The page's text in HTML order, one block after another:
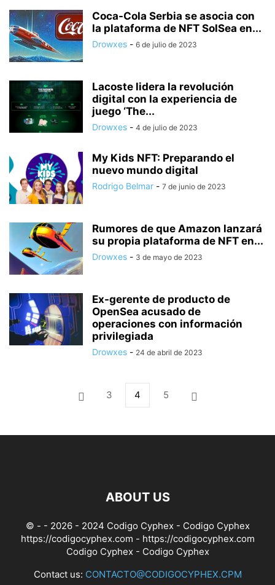
Coca-Cola Serbia se asocia con
la plataforma de NFT SolSea en...
Drowxes - 6 de julio de 2023
Lacoste lidera la revolución
digital con la experiencia de
juego ‘The...
Drowxes - 4 de julio de 2023
My Kids NFT: Preparando el
nuevo mundo digital
Rodrigo Belmar - 7 de junio de 2023
Rumores de que Amazon lanzará
su propia plataforma de NFT en...
Drowxes - 3 de mayo de 2023
Ex-gerente de producto de
OpenSea acusado de
operaciones con información
privilegiada
Drowxes - 24 de abril de 2023
3 4 5
ABOUT US
© - - 2026 - 2024 Codigo Cyphex - Codigo Cyphex
https://codigocyphex.com - https://codigocyphex.com
Codigo Cyphex- Codigo Cyphex
Contact us: CONTACTO@CODIGOCYPHEX.CPM